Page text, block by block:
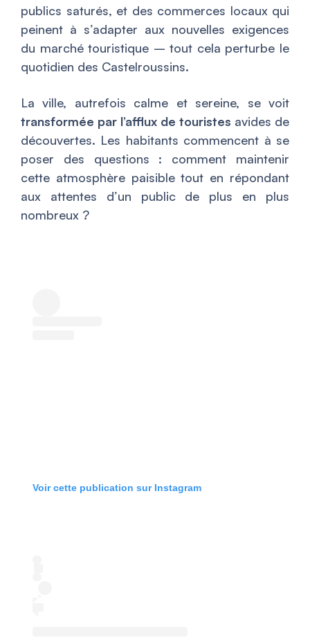
publics saturés, et des commerces locaux qui
peinent à s’adapter aux nouvelles exigences
du marché touristique – tout cela perturbe le
quotidien des Castelroussins.
La ville, autrefois calme et sereine, se voit
transformée par l’afflux de touristes avides de
découvertes. Les habitants commencent à se
poser des questions : comment maintenir
cette atmosphère paisible tout en répondant
aux attentes d’un public de plus en plus
nombreux ?
Voir cette publication sur Instagram